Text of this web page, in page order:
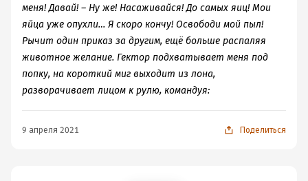
меня! Давай! – Ну же! Насаживайся! До самых яиц! Мои
яйца уже опухли… Я скоро кончу! Освободи мой пыл!
Рычит один приказ за другим, ещё больше распаляя
животное желание. Гектор подхватывает меня под
попку, на короткий миг выходит из лона,
разворачивает лицом к рулю, командуя:
9 апреля 2021 Поделиться